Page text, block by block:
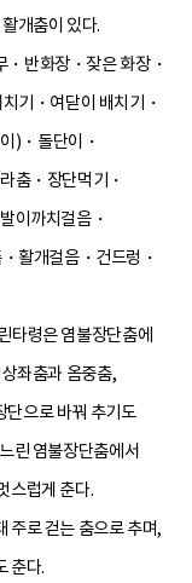
개춤이 있다.
・반화장・잦은 화장・
기・여닫이 배치기・
)・돌단이・
춤・장단먹기・
이까치걸음・
활개걸음・건드렁・
타령은 염불장단춤에
좌춤과 옴중춤,
단으로 바꿔 추기도
린 염불장단춤에서
스럽게 춘다.
주로 걷는 춤으로 추며,
춘다.